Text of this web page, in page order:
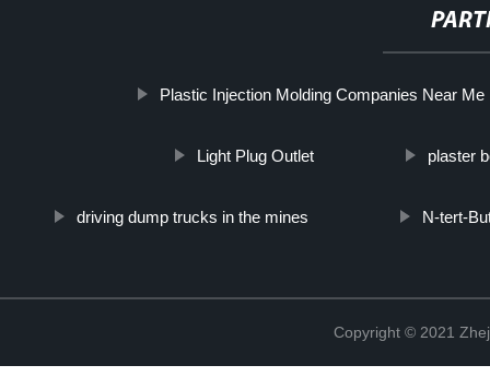
Plastic Injection Molding Companies Near Me
Light Plug Outlet plaster
driving dump trucks in the mines N-tert-
Copyright © 2021